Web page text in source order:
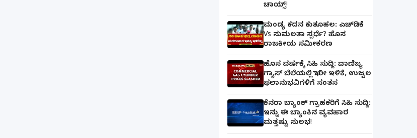
ಚಾಯ್ಸ್‌!
ಮಂಡ್ಯ ಕದನ ಕುತೂಹಲ: ಎಚ್‌ಡಿಕೆ
Vs ಸುಮಲತಾ ಸ್ಪರ್ಧೆ? ಹೊಸ
ರಾಜಕೀಯ ಸಮೀಕರಣ
ಹೊಸ ವರ್ಷಕ್ಕೆ ಸಿಹಿ ಸುದ್ದಿ: ವಾಣಿಜ್ಯ
ಗ್ಯಾಸ್‌ ಬೆಲೆಯಲ್ಲಿ ಭಾರೀ ಇಳಿಕೆ, ಉಜ್ವಲ
ಫಲಾನುಭವಿಗಳಿಗೆ ಸಂತಸ
ಕೆನರಾ ಬ್ಯಾಂಕ್‌ ಗ್ರಾಹಕರಿಗೆ ಸಿಹಿ ಸುದ್ದಿ:
ಇನ್ನು ಈ ಬ್ಯಾಂಕಿನ ವ್ಯವಹಾರ
ಮತ್ತಷ್ಟು ಸುಲಭ!